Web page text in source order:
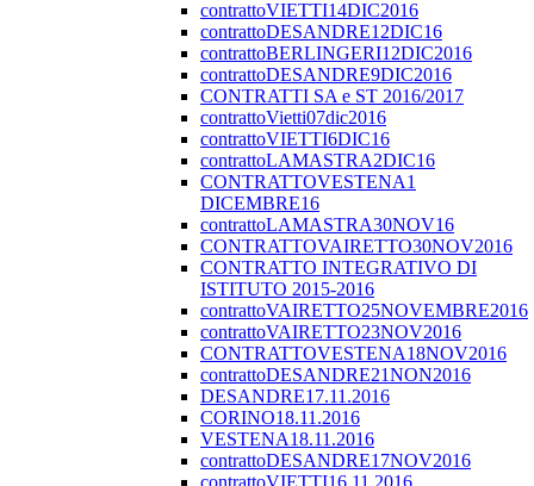
contrattoVIETTI14DIC2016
contrattoDESANDRE12DIC16
contrattoBERLINGERI12DIC2016
contrattoDESANDRE9DIC2016
CONTRATTI SA e ST 2016/2017
contrattoVietti07dic2016
contrattoVIETTI6DIC16
contrattoLAMASTRA2DIC16
CONTRATTOVESTENA1
DICEMBRE16
contrattoLAMASTRA30NOV16
CONTRATTOVAIRETTO30NOV2016
CONTRATTO INTEGRATIVO DI
ISTITUTO 2015-2016
contrattoVAIRETTO25NOVEMBRE2016
contrattoVAIRETTO23NOV2016
CONTRATTOVESTENA18NOV2016
contrattoDESANDRE21NON2016
DESANDRE17.11.2016
CORINO18.11.2016
VESTENA18.11.2016
contrattoDESANDRE17NOV2016